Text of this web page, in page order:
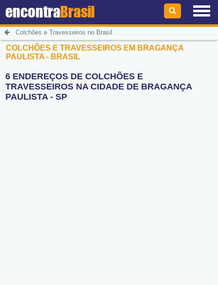
encontraBrasil
Colchões e Travesseiros no Brasil
COLCHÕES E TRAVESSEIROS EM BRAGANÇA
PAULISTA - BRASIL
6 ENDEREÇOS DE COLCHÕES E
TRAVESSEIROS NA CIDADE DE BRAGANÇA
PAULISTA - SP